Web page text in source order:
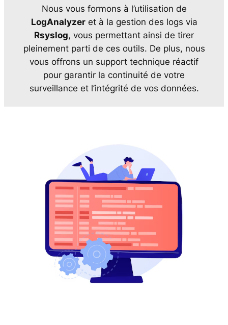
Nous vous formons à l’utilisation de
LogAnalyzeret à la gestion des logs via
Rsyslog, vous permettant ainsi de tirer
pleinement parti de ces outils. De plus, nous
vous offrons un support technique réactif
pour garantir la continuité de votre
surveillance et l’intégrité de vos données.